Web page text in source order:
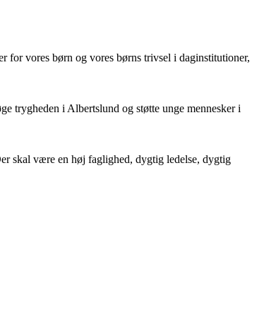
forvores børn og vores børns trivsel i daginstitutioner,
trygheden iAlbertslund og støtte unge mennesker i
skal være en høj faglighed, dygtig ledelse, dygtig